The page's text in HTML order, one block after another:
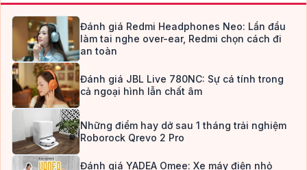
Đánh giá Redmi Headphones Neo: Lần đầu
làm tai nghe over-ear, Redmi chọn cách đi
an toàn
Đánh giá JBL Live 780NC: Sự cá tính trong
cả ngoại hình lẫn chất âm
Những điểm hay dở sau 1 tháng trải nghiệm
Roborock Qrevo 2 Pro
Đánh giá YADEA Omee: Xe máy điện nhỏ